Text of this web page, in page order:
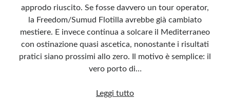
Questo blog non rappresenta una testata giornalistica, in quanto viene aggiornato
senza alcuna periodicità. Non può pertanto considerarsi un prodotto editoriale ai
sensi della legge n· 62 del 7.03.2001. L’autore non è responsabile di quanto
pubblicato dai lettori nei commenti ai vari post. Saranno comunque cancellati quelli
ritenuti offensivi o lesivi dell’immagine o dell’onorabilità di terzi, di genere spam,
razzisti o che contengano dati personali non conformi al rispetto delle norme sulla
privacy. Alcune immagini inserite in questo blog sono tratte da Internet e, pertanto,
considerate di pubblico dominio. Qualora la loro pubblicazione violasse eventuali
diritti d’autore, vi invito a comunicarlo via e-mail a info[at]dinovalle.it e saranno
approdo riuscito. Se fosse davvero un tour operator,
la Freedom/Sumud Flotilla avrebbe già cambiato
mestiere. E invece continua a solcare il Mediterraneo
con ostinazione quasi ascetica, nonostante i risultati
pratici siano prossimi allo zero. Il motivo è semplice: il
vero porto di…
Leggi tuttoFlotilla,